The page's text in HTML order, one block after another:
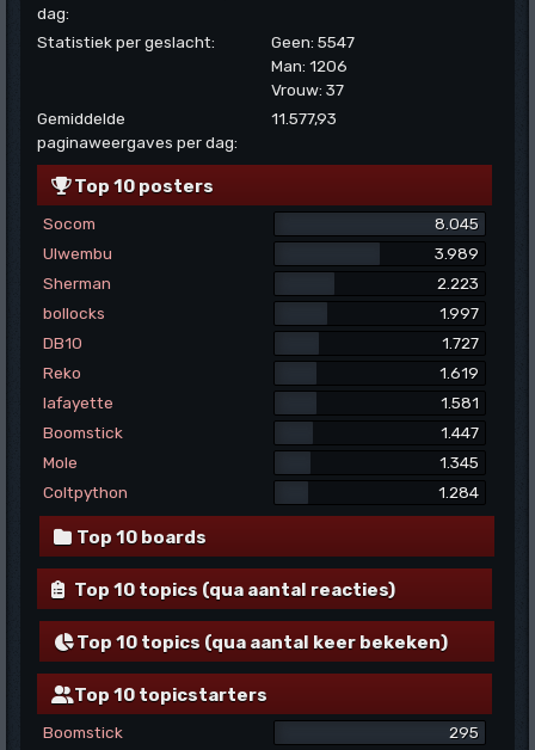
dag:
Statistiek per geslacht:
Geen: 5547
Man: 1206
Vrouw: 37
Gemiddelde
paginaweergaves per dag:
11.577,93
Top 10 posters
Socom
8.045
Ulwembu
3.989
Sherman
2.223
bollocks
1.997
DB10
1.727
Reko
1.619
lafayette
1.581
Boomstick
1.447
Mole
1.345
Coltpython
1.284
Top 10 boards
Top 10 topics (qua aantal reacties)
Top 10 topics (qua aantal keer bekeken)
Top 10 topicstarters
Boomstick
295